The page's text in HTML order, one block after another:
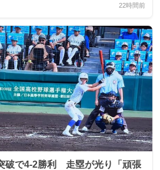
22時間前
破で4-2勝利 走塁が光り「頑張